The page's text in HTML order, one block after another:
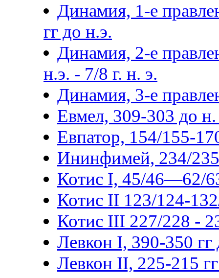
Динамия, 1-е
гг до н.э.
Динамия, 2-е
н.э. - 7/8 г. н. э.
Динамия, 3-е
Евмел, 309-303 до н.
Евпатор, 154/155-
Ининфимей, 234/
Котис I, 45/46—62/
Котис II 123/124-
Котис III 227/228 -
Левкон I, 390-350 гг
Левкон II, 225-215